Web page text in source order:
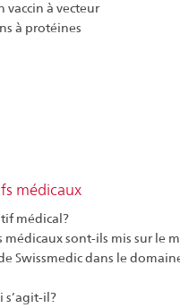
vaccin à vecteur
à protéines
médicaux
médical?
sont-ils mis sur le
Swissmedic dans le
s’agit-il?